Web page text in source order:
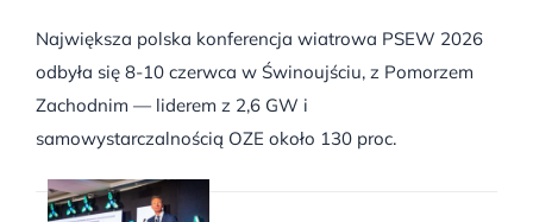
Największa polska konferencja wiatrowa PSEW 2026
odbyła się 8-10 czerwca w Świnoujściu, z Pomorzem
Zachodnim — liderem z 2,6 GW i
samowystarczalnością OZE około 130 proc.